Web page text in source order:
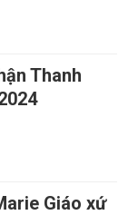
Thanh
Giáo xứ